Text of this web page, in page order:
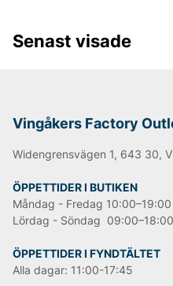
Björn Borg
Oscar Jacobson
Senast visade
Vingåkers Factory
Widengrensvägen 1, 643 30,
ÖPPETTIDER I BUTIKEN
Måndag - Fredag 10:00–19:00
Lördag - Söndag 09:00–18:00
ÖPPETTIDER I FYNDTÄLTET
Alla dagar: 11:00-17:45